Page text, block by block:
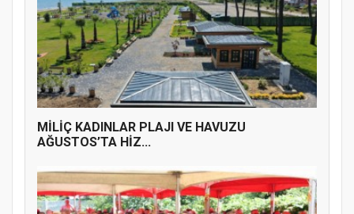
MİLİÇ KADINLAR PLAJI VE HAVUZU
AĞUSTOS’TA HİZ...